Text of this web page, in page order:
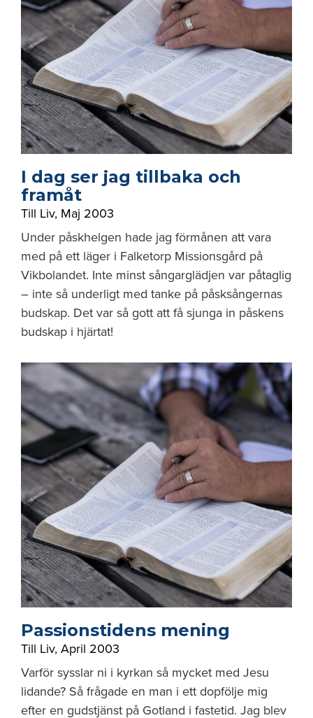
I dag ser jag tillbaka och
framåt
Till Liv, Maj 2003
Under påskhelgen hade jag förmånen att vara
med på ett läger i Falketorp Missionsgård på
Vikbolandet. Inte minst sångarglädjen var påtaglig
– inte så underligt med tanke på påsksångernas
budskap. Det var så gott att få sjunga in påskens
budskap i hjärtat!
Passionstidens mening
Till Liv, April 2003
Varför sysslar ni i kyrkan så mycket med Jesu
lidande? Så frågade en man i ett dopfölje mig
efter en gudstjänst på Gotland i fastetid. Jag blev